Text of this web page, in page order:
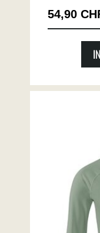
54,90